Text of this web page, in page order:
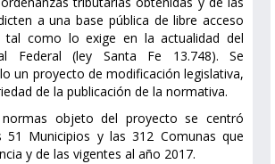
a una base pública de libre acceso
tal como lo exige en la actualidad del
Federal (ley Santa Fe 13.748). Se
un proyecto de modificación legislativa,
de la publicación de la normativa.
objeto del proyecto se centró
51 Municipios y las 312 Comunas que
y de las vigentes al año 2017.